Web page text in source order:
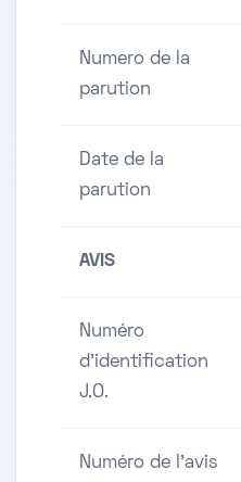
Numero de la
parution
Date de la
parution
AVIS
Numéro
d'identification
J.O.
Numéro de l'avis